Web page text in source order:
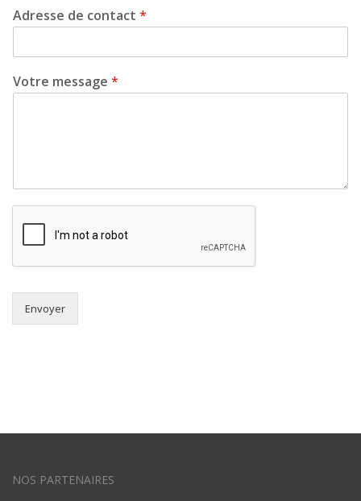
Adresse de contact *
Votre message *
Envoyer
NOS PARTENAIRES